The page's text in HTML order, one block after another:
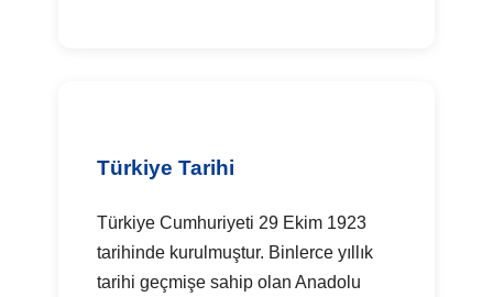
Türkiye Tarihi
Türkiye Cumhuriyeti 29 Ekim 1923
tarihinde kurulmuştur. Binlerce yıllık
tarihi geçmişe sahip olan Anadolu